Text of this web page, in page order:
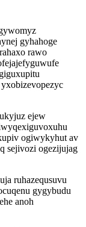
gyhahoge
rawo
ejew
ogiwykyhut av
sejivozi ogezijujag
ruhazequsuvu
gygybudu
anoh